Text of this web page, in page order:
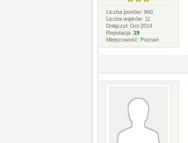
Liczba postów: 960
Liczba wątków: 11
Dołączył: Oct 2014
Reputacja:19
Miejscowość: Poznań